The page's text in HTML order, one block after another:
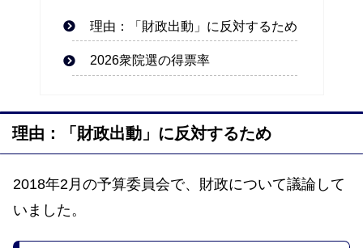
理由：「財政出動」に反対するため
2026衆院選の得票率
理由：「財政出動」に反対するため
2018年2月の予算委員会で、財政について議論して
いました。